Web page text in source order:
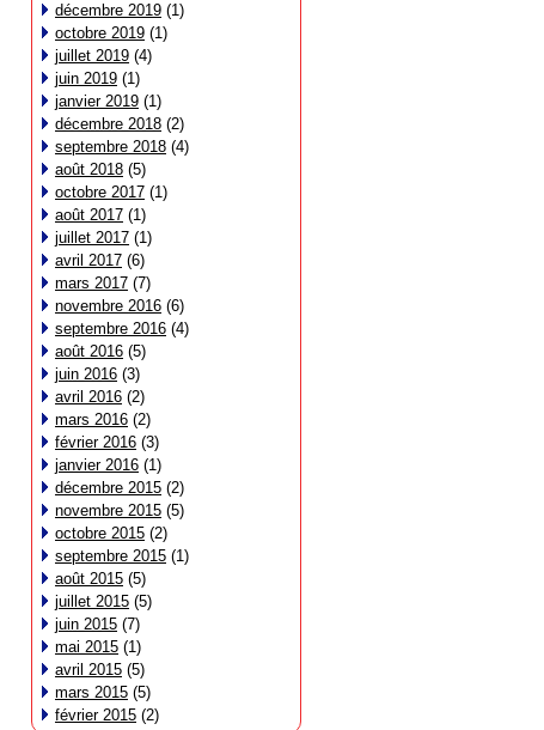
décembre 2019 (1)
octobre 2019 (1)
juillet 2019 (4)
juin 2019 (1)
janvier 2019 (1)
décembre 2018 (2)
septembre 2018 (4)
août 2018 (5)
octobre 2017 (1)
août 2017 (1)
juillet 2017 (1)
avril 2017 (6)
mars 2017 (7)
novembre 2016 (6)
septembre 2016 (4)
août 2016 (5)
juin 2016 (3)
avril 2016 (2)
mars 2016 (2)
février 2016 (3)
janvier 2016 (1)
décembre 2015 (2)
novembre 2015 (5)
octobre 2015 (2)
septembre 2015 (1)
août 2015 (5)
juillet 2015 (5)
juin 2015 (7)
mai 2015 (1)
avril 2015 (5)
mars 2015 (5)
février 2015 (2)